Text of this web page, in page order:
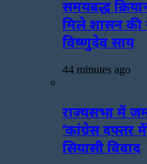
समयबद्ध
मिले शासन की
विष्णुदेव साय
44 minutes ago
राज्यसभा में
‘कांग्रेस दफ्तर
सियासी विवाद